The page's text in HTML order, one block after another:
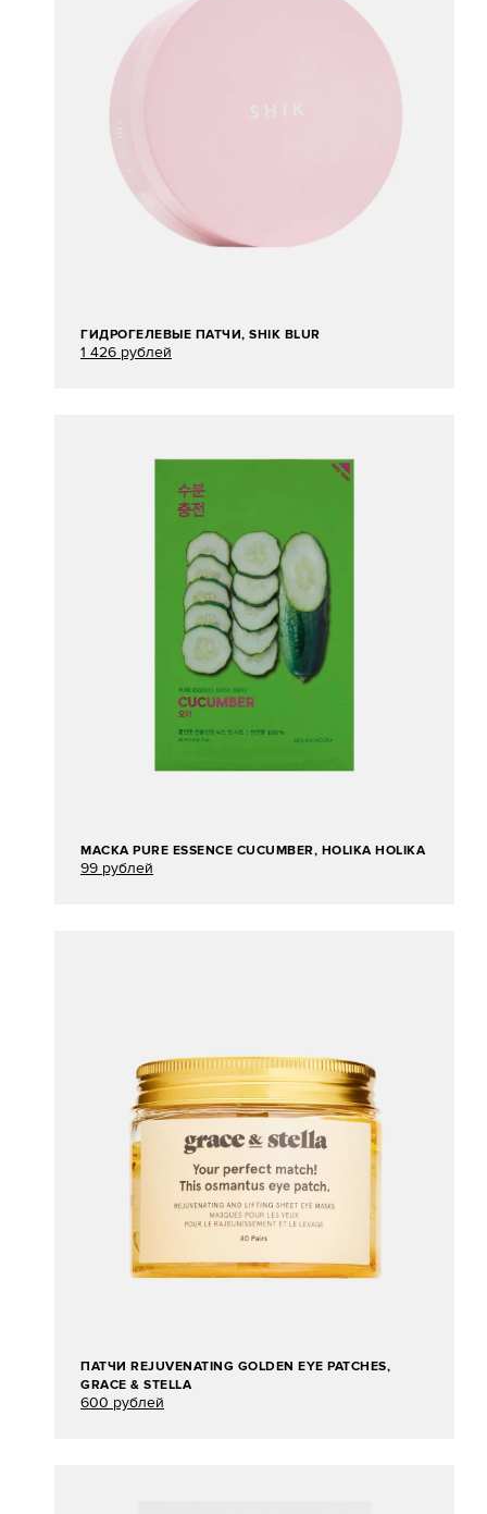
ГИДРОГЕЛЕВЫЕ ПАТЧИ, SHIK BLUR
1 426 рублей
МАСКА PURE ESSENCE CUCUMBER, HOLIKA HOLIKA
99 рублей
ПАТЧИ REJUVENATING GOLDEN EYE PATCHES,
GRACE & STELLA
600 рублей